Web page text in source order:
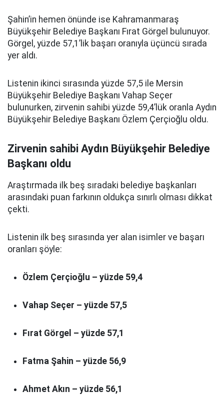
Şahin’in hemen önünde ise Kahramanmaraş
Büyükşehir Belediye Başkanı Fırat Görgel bulunuyor.
Görgel, yüzde 57,1’lik başarı oranıyla üçüncü sırada
yer aldı.
Listenin ikinci sırasında yüzde 57,5 ile Mersin
Büyükşehir Belediye Başkanı Vahap Seçer
bulunurken, zirvenin sahibi yüzde 59,4’lük oranla Aydın
Büyükşehir Belediye Başkanı Özlem Çerçioğlu oldu.
Zirvenin sahibi Aydın Büyükşehir Belediye
Başkanı oldu
Araştırmada ilk beş sıradaki belediye başkanları
arasındaki puan farkının oldukça sınırlı olması dikkat
çekti.
Listenin ilk beş sırasında yer alan isimler ve başarı
oranları şöyle:
Özlem Çerçioğlu – yüzde 59,4
Vahap Seçer – yüzde 57,5
Fırat Görgel – yüzde 57,1
Fatma Şahin – yüzde 56,9
Ahmet Akın – yüzde 56,1